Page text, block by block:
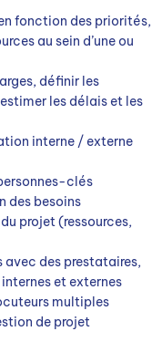
fonction des priorités,
au sein d’une ou
définir les
les délais et les
interne / externe
clés
des besoins
projet (ressources,
des prestataires,
et externes
multiples
de projet